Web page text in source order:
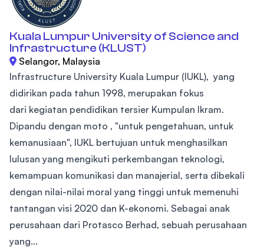
Kuala Lumpur University of Science and
Infrastructure (KLUST)
Selangor, Malaysia
Infrastructure University Kuala Lumpur (IUKL), yang
didirikan pada tahun 1998, merupakan fokus
dari kegiatan pendidikan tersier Kumpulan Ikram.
Dipandu dengan moto , "untuk pengetahuan, untuk
kemanusiaan", IUKL bertujuan untuk menghasilkan
lulusan yang mengikuti perkembangan teknologi,
kemampuan komunikasi dan manajerial, serta dibekali
dengan nilai-nilai moral yang tinggi untuk memenuhi
tantangan visi 2020 dan K-ekonomi. Sebagai anak
perusahaan dari Protasco Berhad, sebuah perusahaan
yang...